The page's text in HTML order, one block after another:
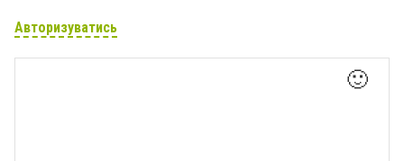
Авторизуватись
🙂